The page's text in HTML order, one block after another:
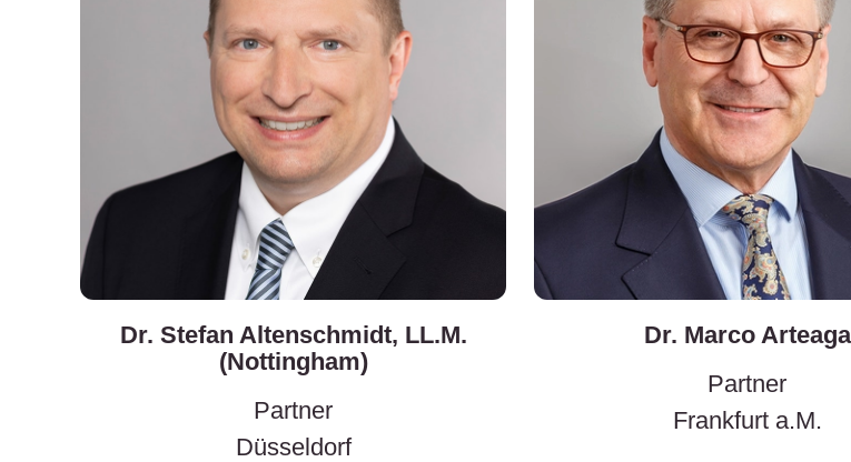
Dr. Stefan Altenschmidt, LL.M.
(Nottingham)
Partner
Düsseldorf
Dr. Marco Arteaga
Partner
Frankfurt a.M.